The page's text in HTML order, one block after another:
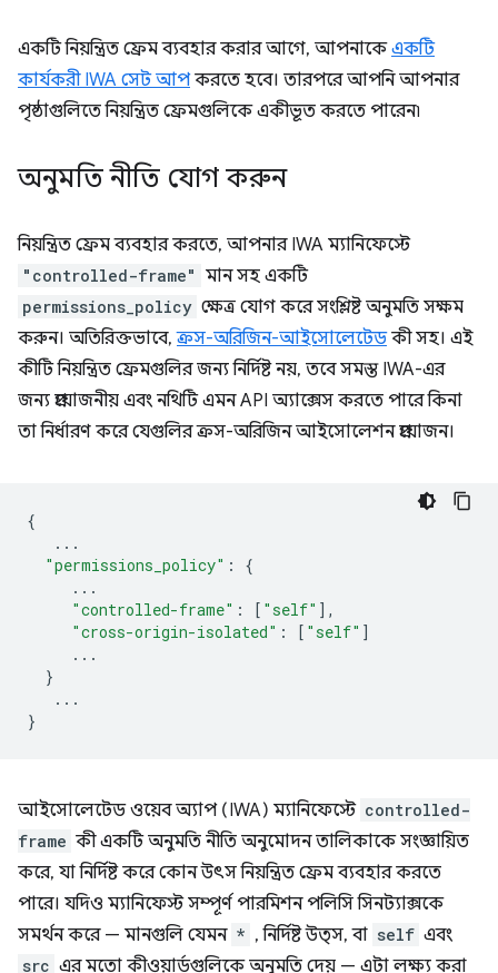
একটি নিয়ন্ত্রিত ফ্রেম ব্যবহার করার আগে, আপনাকেএকটি
কার্যকরী IWA সেট আপকরতে হবে। তারপরে আপনি আপনার
পৃষ্ঠাগুলিতে নিয়ন্ত্রিত ফ্রেমগুলিকে একীভূত করতে পারেন৷
অনুমতি নীতি যোগ করুন
নিয়ন্ত্রিত ফ্রেম ব্যবহার করতে, আপনার IWA ম্যানিফেস্টে
"controlled-frame" মান সহ একটি
permissions_policy ক্ষেত্র যোগ করে সংশ্লিষ্ট অনুমতি সক্ষম
করুন। অতিরিক্তভাবে,ক্রস-অরিজিন-আইসোলেটেডকী সহ। এই
কীটি নিয়ন্ত্রিত ফ্রেমগুলির জন্য নির্দিষ্ট নয়, তবে সমস্ত IWA-এর
জন্য প্রয়োজনীয় এবং নথিটি এমন API অ্যাক্সেস করতে পারে কিনা
তা নির্ধারণ করে যেগুলির ক্রস-অরিজিন আইসোলেশন প্রয়োজন।
{
...
"permissions_policy" :
{
...
"controlled-frame" : [ "self" ],
"cross-origin-isolated" : [ "self" ]
...
}
...
}
আইসোলেটেড ওয়েব অ্যাপ (IWA) ম্যানিফেস্টে controlled-
frame কী একটি অনুমতি নীতি অনুমোদন তালিকাকে সংজ্ঞায়িত
করে, যা নির্দিষ্ট করে কোন উৎস নিয়ন্ত্রিত ফ্রেম ব্যবহার করতে
পারে। যদিও ম্যানিফেস্ট সম্পূর্ণ পারমিশন পলিসি সিনট্যাক্সকে
সমর্থন করে — মানগুলি যেমন * , নির্দিষ্ট উত্স, বা self এবং
src এর মতো কীওয়ার্ডগুলিকে অনুমতি দেয় — এটা লক্ষ্য করা